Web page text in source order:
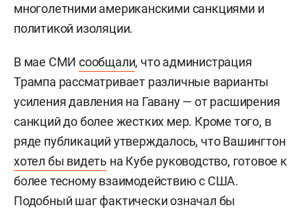
многолетними американскими санкциями и
политикой изоляции.
В мае СМИсообщали, что администрация
Трампа рассматривает различные варианты
усиления давления на Гавану — от расширения
санкций до более жестких мер. Кроме того, в
ряде публикаций утверждалось, что Вашингтон
хотел бы видеть на Кубе руководство, готовое к
более тесному взаимодействию с США.
Подобный шаг фактически означал бы